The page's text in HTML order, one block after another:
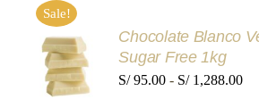
PRODUCTO
Sale!
SELECCIONAR
OPCIONES
ESTE
PRODUCTO
/
DETALLES
Chocolate Blanco
Sugar Free 1kg
S/95.00 - S/1,288.00